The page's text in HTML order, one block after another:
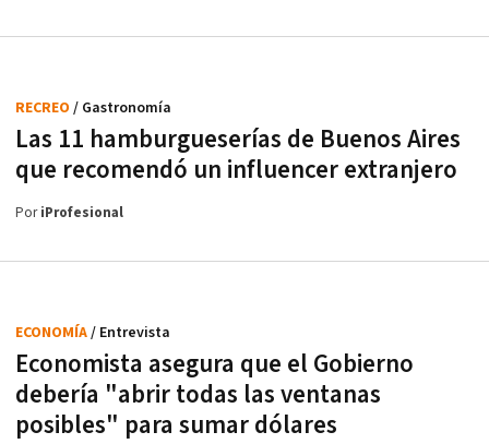
Las 11 hamburgueserías de Buenos Aires
que recomendó un influencer extranjero
RECREO / Gastronomía
PoriProfesional
Economista asegura que el Gobierno
debería "abrir todas las ventanas
posibles" para sumar dólares
ECONOMÍA/ Entrevista